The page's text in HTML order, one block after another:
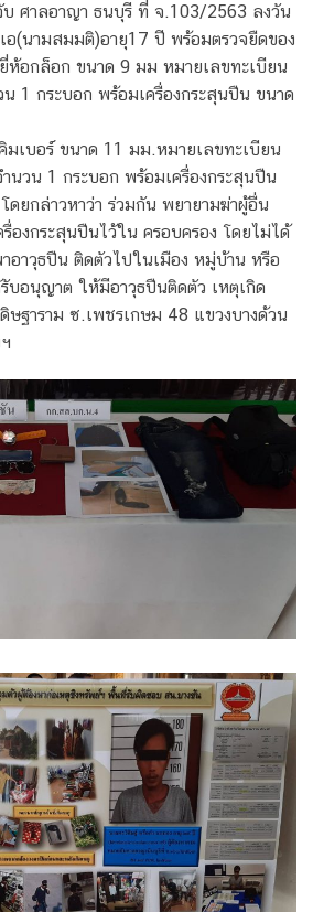
บ ศาลอาญา ธนบุรี ที่ จ.103/2563 ลงวัน
(นามสมมติ)อายุ17 ปี พร้อมตรวจยืดของ
ห้อกล็อก ขนาด 9 มม หมายเลขทะเบียน
1 กระบอก พร้อมเครื่องกระสุนปืน ขนาด
เบอร์ ขนาด 11 มม.หมายเลขทะเบียน
วน 1 กระบอก พร้อมเครื่องกระสุนปืน
ยกล่าวหาว่า ร่วมกัน พยายามฆ่าผู้อื่น
องกระสุนปืนไว้ใน ครอบครอง โดยไม่ได้
อาวุธปืน ติดตัวไปในเมือง หมู่บ้าน หรือ
บอนุญาต ให้มีอาวุธปืนติดตัว เหตุเกิด
ษฐาราม ซ.เพชรเกษม 48 แขวงบางด้วน